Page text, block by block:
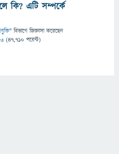
কি? এটি সম্পর্কে
" বিভাগে জিজ্ঞাসাকরেছেন
(47,710 পয়েন্ট)